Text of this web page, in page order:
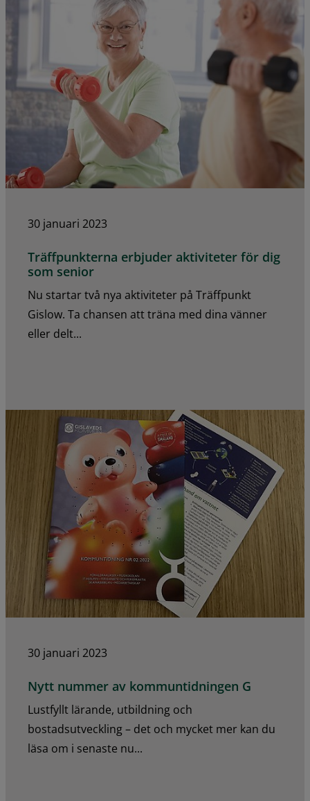
30 januari 2023
Träffpunkterna erbjuder aktiviteter för dig
som senior
Nu startar två nya aktiviteter på Träffpunkt
Gislow. Ta chansen att träna med dina vänner
eller delt...
30 januari 2023
Nytt nummer av kommuntidningen G
Lustfyllt lärande, utbildning och
bostadsutveckling – det och mycket mer kan du
läsa om i senaste nu...